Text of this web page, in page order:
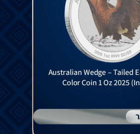
Australian Wedge – Tailed
Color Coin 1 Oz 2025